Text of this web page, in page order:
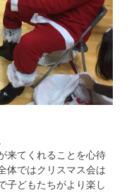
来てくれることを心待
体ではクリスマス会は
子どもたちがより楽し